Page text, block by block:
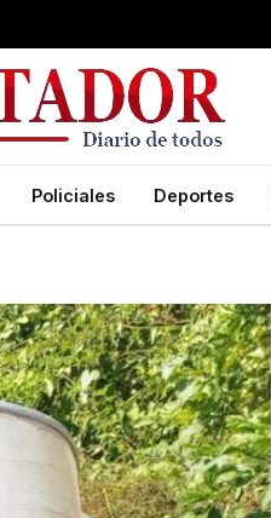
Policiales Deportes